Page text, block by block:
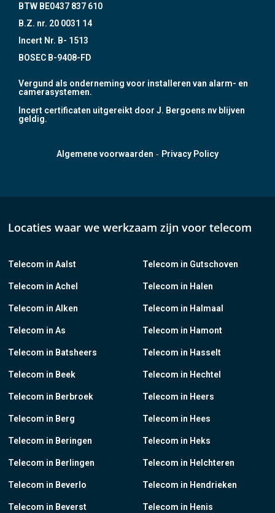
BTW BE0437 837 610
B.Z. nr. 20 0031 14
Incert Nr. B- 1513
BOSEC B-9408-FD
Vergund als onderneming voor installeren van alarm- en
camerasystemen.
Incert certificaten uitgereikt door J. Bergoens nv blijven
geldig.
Algemene voorwaarden - Privacy Policy
Locaties waar we werkzaam zijn voor telecom
Telecom in Aalst
Telecom in Achel
Telecom in Alken
Telecom in As
Telecom in Batsheers
Telecom in Beek
Telecom in Berbroek
Telecom in Berg
Telecom in Beringen
Telecom in Berlingen
Telecom in Beverlo
Telecom in Beverst
Telecom in Gutschoven
Telecom in Halen
Telecom in Halmaal
Telecom in Hamont
Telecom in Hasselt
Telecom in Hechtel
Telecom in Heers
Telecom in Hees
Telecom in Heks
Telecom in Helchteren
Telecom in Hendrieken
Telecom in Henis